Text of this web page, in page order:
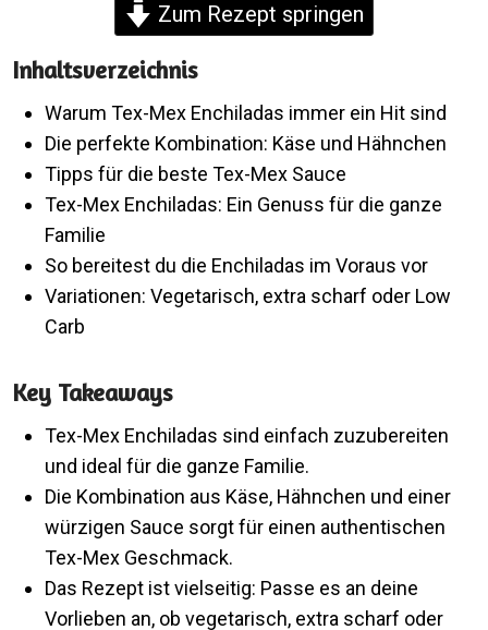
Zum Rezept springen
Inhaltsverzeichnis
Warum Tex-Mex Enchiladas immer ein Hit sind
Die perfekte Kombination: Käse und Hähnchen
Tipps für die beste Tex-Mex Sauce
Tex-Mex Enchiladas: Ein Genuss für die ganze
Familie
So bereitest du die Enchiladas im Voraus vor
Variationen: Vegetarisch, extra scharf oder Low
Carb
Key Takeaways
Tex-Mex Enchiladas sind einfach zuzubereiten
und ideal für die ganze Familie.
Die Kombination aus Käse, Hähnchen und einer
würzigen Sauce sorgt für einen authentischen
Tex-Mex Geschmack.
Das Rezept ist vielseitig: Passe es an deine
Vorlieben an, ob vegetarisch, extra scharf oder